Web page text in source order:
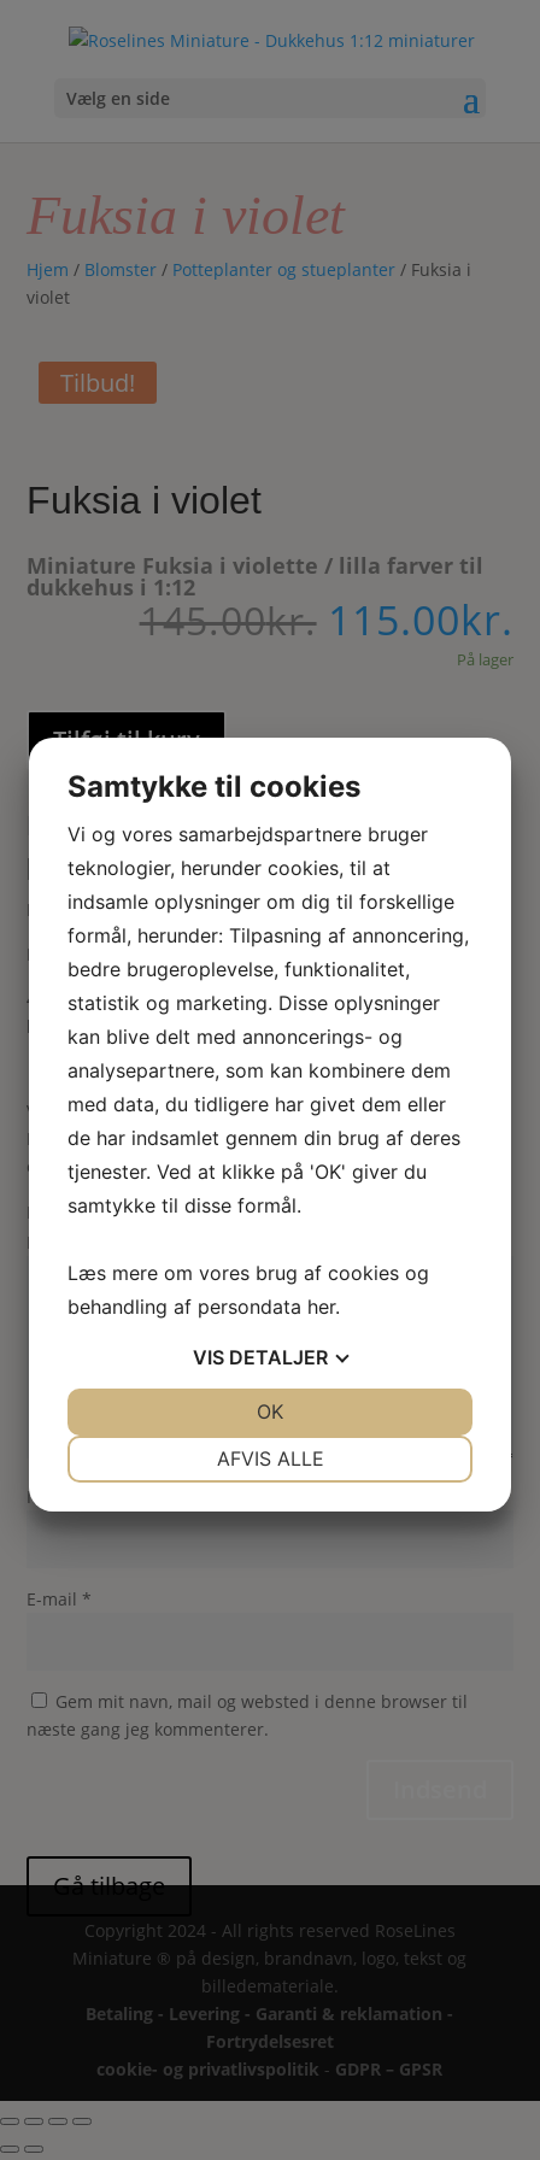
Vælg en side
Fuksia i violet
Hjem / Blomster / Potteplanter og stueplanter / Fuksia i
violet
Tilbud!
Fuksia i violet
Miniature Fuksia i violette / lilla farver til
dukkehus i 1:12
145.00kr. Den
145.00kr..
115.00kr.
På lager
Tilføj til kurv
Dukkehus Fuksia i havepotte med rosa
patina.
Håndlavet Fuksia blomst til haven ved det fine dukkehus.
Miniature blomster i lilla farver.
42 mm høj med underskål og 50 mm bred på den bredeste
led.
Vær den første til at anmelde “Fuksia i violet”
Din e-mailadresse vil ikke blive publiceret. Krævede felter
er markeret med*
Din vurdering
Din anmeldelse
Navn
E-mail *
Gem mit navn, mail og websted i denne browser til
næste gang jeg kommenterer.
Copyright 2024 - All rights reserved RoseLines
Miniature ® på design, brandnavn, logo, tekst og
billedemateriale.
Betaling - Levering - Garanti & reklamation -
Fortrydelsesret
cookie- og privatlivspolitik - GDPR – GPSR
Samtykke til cookies
Vi og vores samarbejdspartnere bruger
teknologier, herunder cookies, til at
indsamle oplysninger om dig til forskellige
formål, herunder: Tilpasning af annoncering,
bedre brugeroplevelse, funktionalitet,
statistik og marketing. Disse oplysninger
kan blive delt med annoncerings- og
analysepartnere, som kan kombinere dem
med data, du tidligere har givet dem eller
de har indsamlet gennem din brug af deres
tjenester. Ved at klikke på 'OK' giver du
samtykke til disse formål.
Læs mere om vores brug af cookies og
behandling af persondata her.
VIS DETALJER
AFVIS ALLE
OK